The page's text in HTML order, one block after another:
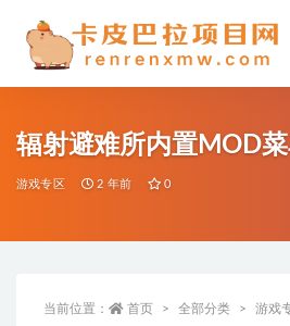
辐射避难所内置MOD菜
游戏专区 2 年前 0
当前位置： 首页 全部分类 游戏